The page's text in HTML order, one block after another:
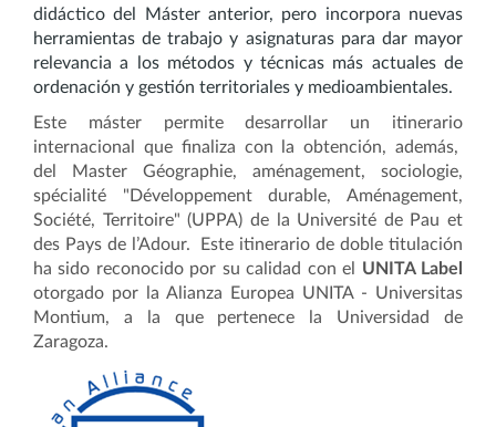
didáctico del Máster anterior, pero incorpora nuevas
herramientas de trabajo y asignaturas para dar mayor
relevancia a los métodos y técnicas más actuales de
ordenación y gestión territoriales y medioambientales.
Este máster permite desarrollar un itinerario
internacional que finaliza con la obtención, además,
del Master Géographie, aménagement, sociologie,
spécialité "Développement durable, Aménagement,
Société, Territoire" (UPPA) de la Université de Pau et
des Pays de l’Adour.
Este itinerario de doble titulación
ha sido reconocido por su calidad con el UNITA Label
otorgado por la Alianza Europea UNITA - Universitas
Montium, a la que pertenece la Universidad de
Zaragoza.